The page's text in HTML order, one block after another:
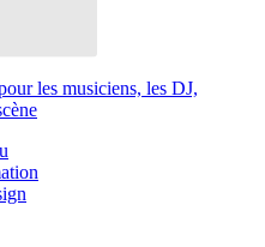
les musiciens, les DJ,